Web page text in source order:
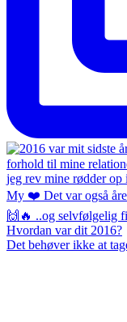
Det behøver ikke at